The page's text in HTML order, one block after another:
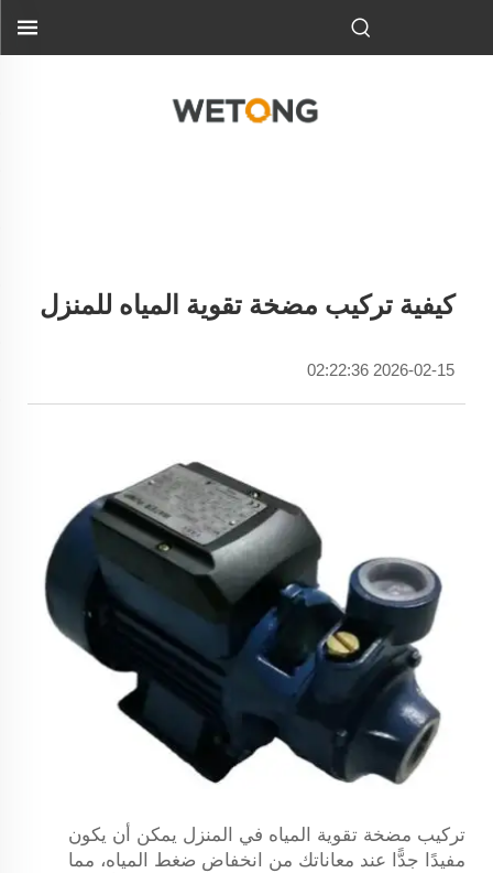
كيفية تركيب مضخة تقوية المياه للمنزل
2026-02-15 02:22:36
تركيب مضخة تقوية المياه في المنزل يمكن أن يكون
مفيدًا جدًّا عند معاناتك من انخفاض ضغط المياه، مما